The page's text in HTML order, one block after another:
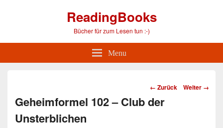
ReadingBooks
Bücher für zum Lesen tun :-)
Menu
Bild-
Navigation
← Zurück Weiter →
Geheimformel 102 – Club der
Unsterblichen